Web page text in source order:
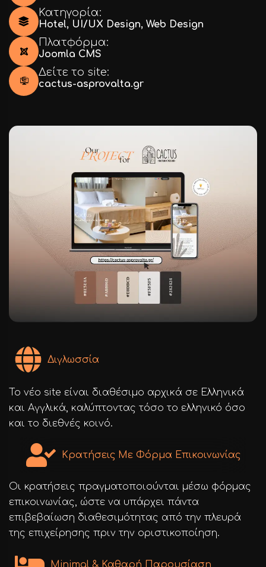
Κατηγορία:
Hotel, UI/UX Design, Web Design
Πλατφόρμα:
Joomla CMS
Δείτε το site:
cactus-asprovalta.gr
Διγλωσσία
Το νέο site είναι διαθέσιμο αρχικά σε Ελληνικά
και Αγγλικά, καλύπτοντας τόσο το ελληνικό όσο
και το διεθνές κοινό.
Κρατήσεις Με Φόρμα Επικοινωνίας
Οι κρατήσεις πραγματοποιούνται μέσω φόρμας
επικοινωνίας, ώστε να υπάρχει πάντα
επιβεβαίωση διαθεσιμότητας από την πλευρά
της επιχείρησης πριν την οριστικοποίηση.
Minimal & Καθαρή Παρουσίαση